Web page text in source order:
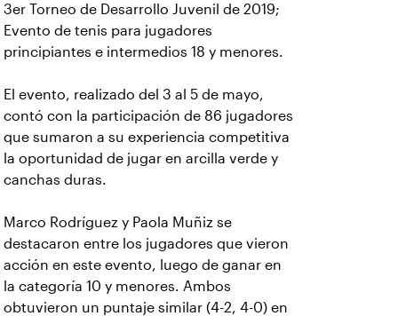
3er Torneo de Desarrollo Juvenil de 2019;
Evento de tenis para jugadores
principiantes e intermedios 18 y menores.
El evento, realizado del 3 al 5 de mayo,
contó con la participación de 86 jugadores
que sumaron a su experiencia competitiva
la oportunidad de jugar en arcilla verde y
canchas duras.
Marco Rodríguez y Paola Muñiz se
destacaron entre los jugadores que vieron
acción en este evento, luego de ganar en
la categoría 10 y menores. Ambos
obtuvieron un puntaje similar (4-2, 4-0) en